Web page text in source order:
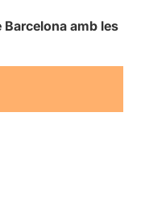
amb les